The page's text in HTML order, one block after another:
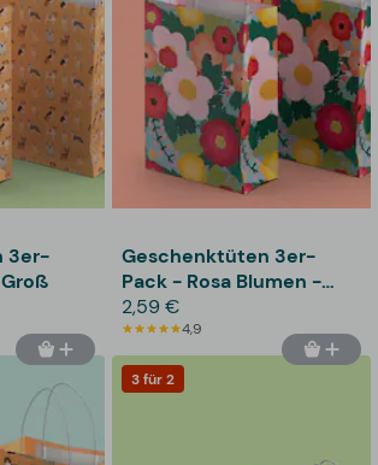
3er-
Geschenktüten 3er-
Pack - Rosa Blumen -
Groß
2,59 €
4,9
3 für 2